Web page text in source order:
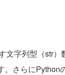
文字列型（str
。さらに